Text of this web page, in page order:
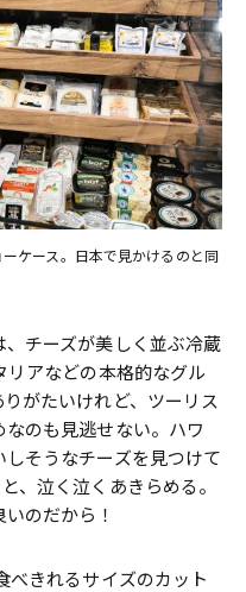
ケース。日本で見かけるのと同
チーズが美しく並ぶ冷蔵
リアなどの本格的なグル
がたいけれど、ツーリス
なのも見逃せない。ハワ
そうなチーズを見つけて
、泣く泣くあきらめる。
のだから！
べきれるサイズのカット